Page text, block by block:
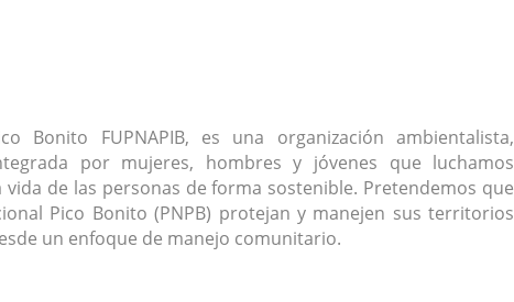
Bonito FUPNAPIB, es una organización ambientalista,
por mujeres, hombres y jóvenes que luchamos
de las personas de forma sostenible. Pretendemos que
Pico Bonito (PNPB) protejan y manejen sus territorios
un enfoque de manejo comunitario.